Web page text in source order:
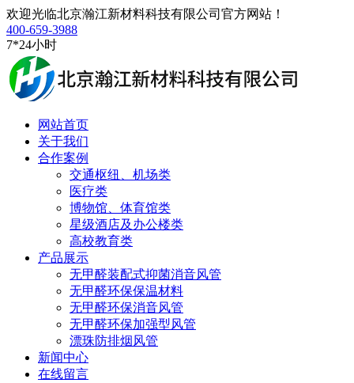
欢迎光临北京瀚江新材料科技有限公司官方网站！
400-659-3988
7*24小时
网站首页
关于我们
合作案例
交通枢纽、机场类
医疗类
博物馆、体育馆类
星级酒店及办公楼类
高校教育类
产品展示
无甲醛装配式抑菌消音风管
无甲醛环保保温材料
无甲醛环保消音风管
无甲醛环保加强型风管
漂珠防排烟风管
新闻中心
在线留言